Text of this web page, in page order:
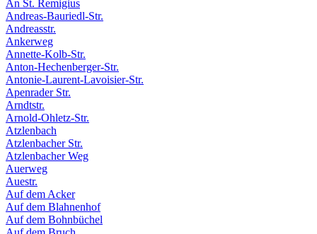
An St. Remigius
Andreas-Bauriedl-Str.
Andreasstr.
Ankerweg
Annette-Kolb-Str.
Anton-Hechenberger-Str.
Antonie-Laurent-Lavoisier-Str.
Apenrader Str.
Arndtstr.
Arnold-Ohletz-Str.
Atzlenbach
Atzlenbacher Str.
Atzlenbacher Weg
Auerweg
Auestr.
Auf dem Acker
Auf dem Blahnenhof
Auf dem Bohnbüchel